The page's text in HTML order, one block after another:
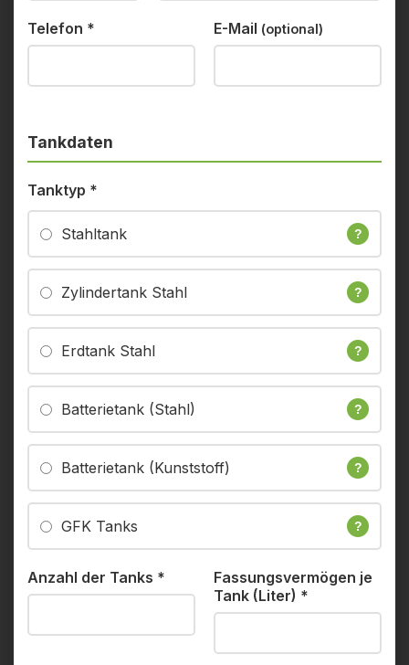
Telefon * E-Mail (optional)
Tankdaten
Tanktyp *
Stahltank ?
Zylindertank Stahl ?
Erdtank Stahl ?
Batterietank (Stahl) ?
Batterietank (Kunststoff) ?
GFK Tanks ?
Anzahl der Tanks *
Fassungsvermögen je
Tank (Liter) *